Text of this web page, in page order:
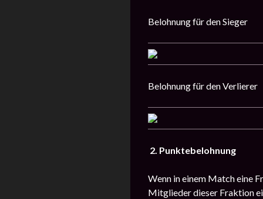
Belohnung für den Sieger
Belohnung für den Verlierer
2. Punktebelohnung
Wenn in einem Match eine
Mitglieder dieser Fraktion